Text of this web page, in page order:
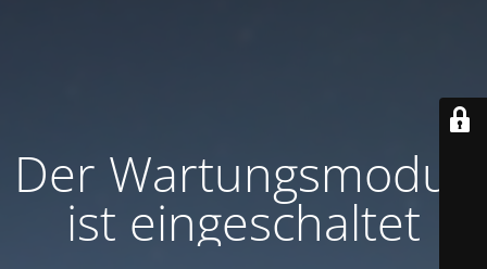
Der Wartungsmodus
ist eingeschaltet